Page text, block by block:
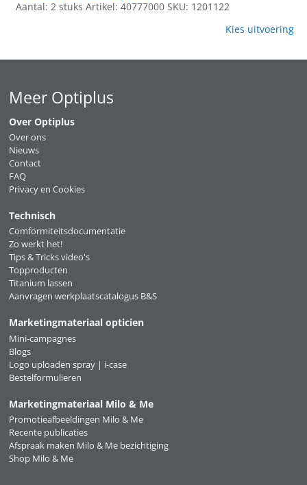
Aantal: 2 stuks Artikel: 40777000 SKU: 1201122
Kies uitvoering
Meer Optiplus
Over Optiplus
Over ons
Nieuws
Contact
FAQ
Privacy en Cookies
Technisch
Comformiteitsdocumentatie
Zo werkt het!
Tips & Tricks video's
Topproducten
Titanium lassen
Aanvragen werkplaatscatalogus B&S
Marketingmateriaal opticien
Mini-campagnes
Blogs
Logo uploaden spray | i-case
Bestelformulieren
Marketingmateriaal Milo & Me
Promotieafbeeldingen Milo & Me
Recente publicaties
Afspraak maken Milo & Me bezichtiging
Shop Milo & Me